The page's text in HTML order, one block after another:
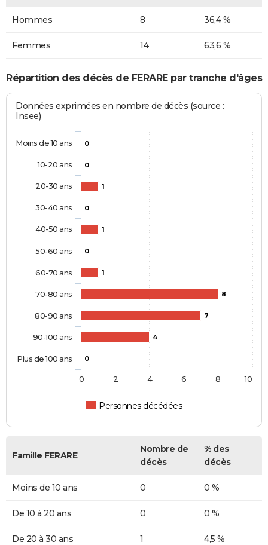
Hommes 8 36,4 %
Femmes 14 63,6 %
Répartition des décès de FERARE par tranche d'âges
Données exprimées en nombre de décès (source :
Insee)
0
0
1
0
1
0
1
8
7
4
0
Personnes décédées
Moins de 10 ans
10-20 ans
20-30 ans
30-40 ans
40-50 ans
50-60 ans
60-70 ans
70-80 ans
80-90 ans
90-100 ans
Plus de 100 ans
0 2 4 6 8 10
Famille FERARE
Nombre de
décès
% des
décès
Moins de 10 ans 0 0 %
De 10 à 20 ans 0 0 %
De 20 à 30 ans 1 4,5 %